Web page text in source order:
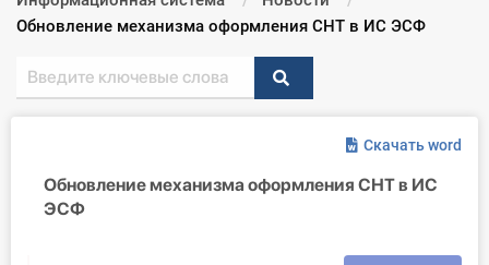
Получить консультацию
Купить доступ
Формы
Текущий:
Обновление механизма оформления СНТ в ИС ЭСФ
Скачать word
Обновление механизма оформления СНТ в ИС
ЭСФ